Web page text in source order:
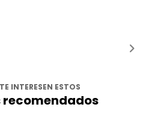
INTERESEN ESTOS
recomendados